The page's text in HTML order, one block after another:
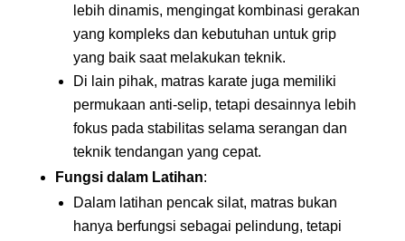
lebih dinamis, mengingat kombinasi gerakan
yang kompleks dan kebutuhan untuk grip
yang baik saat melakukan teknik.
Di lain pihak, matras karate juga memiliki
permukaan anti-selip, tetapi desainnya lebih
fokus pada stabilitas selama serangan dan
teknik tendangan yang cepat.
Fungsi dalam Latihan:
Dalam latihan pencak silat, matras bukan
hanya berfungsi sebagai pelindung, tetapi